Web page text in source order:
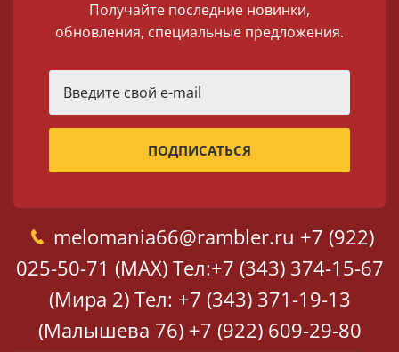
Получайте последние новинки,
обновления, специальные предложения.
melomania66@rambler.ru +7 (922)
025-50-71 (MAX) Тел:+7 (343) 374-15-67
(Мира 2) Тел: +7 (343) 371-19-13
(Малышева 76) +7 (922) 609-29-80